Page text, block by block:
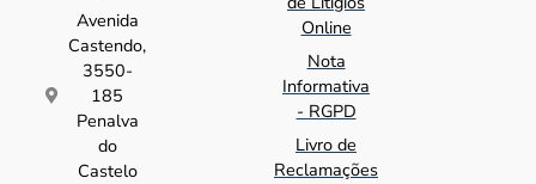
Avenida
Castendo,
3550-
185
Penalva
do
Castelo
Online
Nota
Informativa
- RGPD
Livro de
Reclamações